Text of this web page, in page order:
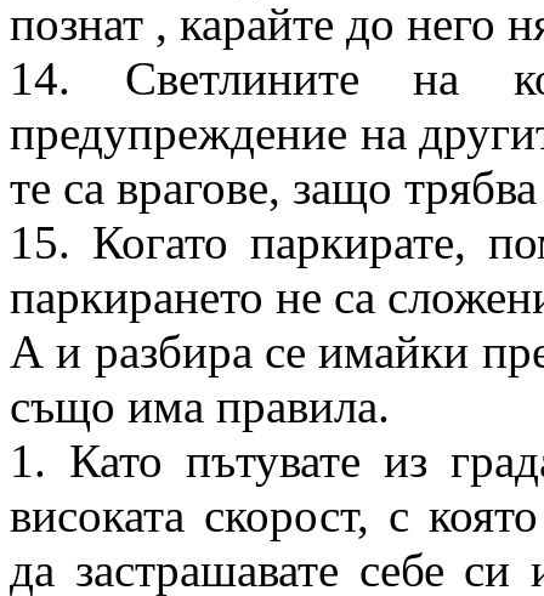
познат , карайте до него
14. Светлините на
предупреждение на
те са врагове, защо
15. Когато паркирате,
паркирането не са
А и разбира се имайки
също има правила.
1. Като пътувате из
високата скорост, с
да застрашавате себе